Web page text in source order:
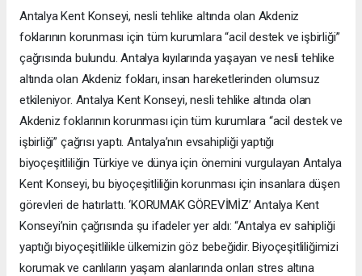
Antalya Kent Konseyi, nesli tehlike altında olan Akdeniz
foklarının korunması için tüm kurumlara “acil destek ve işbirliği”
çağrısında bulundu. Antalya kıyılarında yaşayan ve nesli tehlike
altında olan Akdeniz fokları, insan hareketlerinden olumsuz
etkileniyor. Antalya Kent Konseyi, nesli tehlike altında olan
Akdeniz foklarının korunması için tüm kurumlara “acil destek ve
işbirliği” çağrısı yaptı. Antalya’nın evsahipliği yaptığı
biyoçeşitliliğin Türkiye ve dünya için önemini vurgulayan Antalya
Kent Konseyi, bu biyoçeşitliliğin korunması için insanlara düşen
görevleri de hatırlattı. ‘KORUMAK GÖREVİMİZ’ Antalya Kent
Konseyi’nin çağrısında şu ifadeler yer aldı: “Antalya ev sahipliği
yaptığı biyoçeşitlilikle ülkemizin göz bebeğidir. Biyoçeşitliliğimizi
korumak ve canlıların yaşam alanlarında onları stres altına